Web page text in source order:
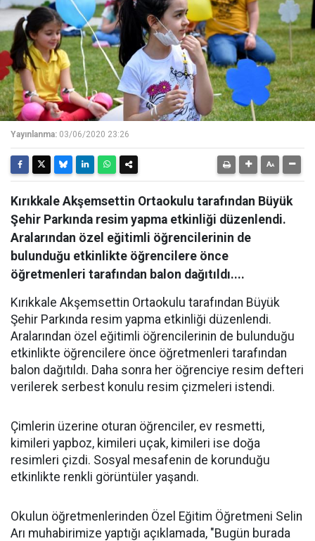
Yayınlanma: 03/06/2020 23:26
Kırıkkale Akşemsettin Ortaokulu tarafından Büyük
Şehir Parkında resim yapma etkinliği düzenlendi.
Aralarından özel eğitimli öğrencilerinin de
bulunduğu etkinlikte öğrencilere önce
öğretmenleri tarafından balon dağıtıldı....
Kırıkkale Akşemsettin Ortaokulu tarafından Büyük
Şehir Parkında resim yapma etkinliği düzenlendi.
Aralarından özel eğitimli öğrencilerinin de bulunduğu
etkinlikte öğrencilere önce öğretmenleri tarafından
balon dağıtıldı. Daha sonra her öğrenciye resim defteri
verilerek serbest konulu resim çizmeleri istendi.
Çimlerin üzerine oturan öğrenciler, ev resmetti,
kimileri yapboz, kimileri uçak, kimileri ise doğa
resimleri çizdi. Sosyal mesafenin de korunduğu
etkinlikte renkli görüntüler yaşandı.
Okulun öğretmenlerinden Özel Eğitim Öğretmeni Selin
Arı muhabirimize yaptığı açıklamada, "Bugün burada